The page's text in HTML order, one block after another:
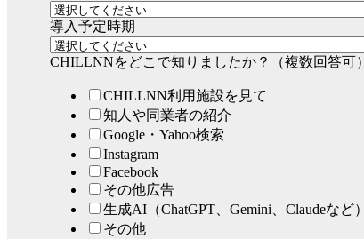
導入予定時期
CHILLNNをどこで知りましたか？（複数回答可）
CHILLNN利用施設を見て
知人や同業者の紹介
Google・Yahoo検索
Instagram
Facebook
その他広告
生成AI（ChatGPT、Gemini、Claudeなど）
その他